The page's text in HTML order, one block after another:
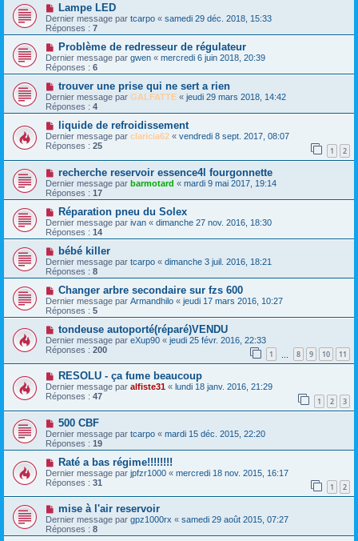
Lampe LED
Dernier message par tcarpo « samedi 29 déc. 2018, 15:33
Réponses : 7
Problème de redresseur de régulateur
Dernier message par gwen « mercredi 6 juin 2018, 20:39
Réponses : 6
trouver une prise qui ne sert a rien
Dernier message par GALFATTE « jeudi 29 mars 2018, 14:42
Réponses : 4
liquide de refroidissement
Dernier message par claricia62 « vendredi 8 sept. 2017, 08:07
Réponses : 25 1 2
recherche reservoir essence4l fourgonnette
Dernier message par barmotard « mardi 9 mai 2017, 19:14
Réponses : 17
Réparation pneu du Solex
Dernier message par ivan « dimanche 27 nov. 2016, 18:30
Réponses : 14
bébé killer
Dernier message par tcarpo « dimanche 3 juil. 2016, 18:21
Réponses : 8
Changer arbre secondaire sur fzs 600
Dernier message par Armandhilo « jeudi 17 mars 2016, 10:27
Réponses : 5
tondeuse autoporté(réparé)VENDU
Dernier message par eXup90 « jeudi 25 févr. 2016, 22:33
Réponses : 200 1 8 9 10 11
RESOLU - ça fume beaucoup
Dernier message par alfiste31 « lundi 18 janv. 2016, 21:29
Réponses : 47 1 2 3
500 CBF
Dernier message par tcarpo « mardi 15 déc. 2015, 22:20
Réponses : 19
Raté a bas régime!!!!!!!!
Dernier message par jpfzr1000 « mercredi 18 nov. 2015, 16:17
Réponses : 31 1 2
mise à l'air reservoir
Dernier message par gpz1000rx « samedi 29 août 2015, 07:27
Réponses : 8